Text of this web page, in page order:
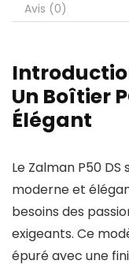
Avis (0)
Un Boîtier
Élégant
Le Zalman P50
moderne et
besoins des
exigeants. Ce
épuré avec une